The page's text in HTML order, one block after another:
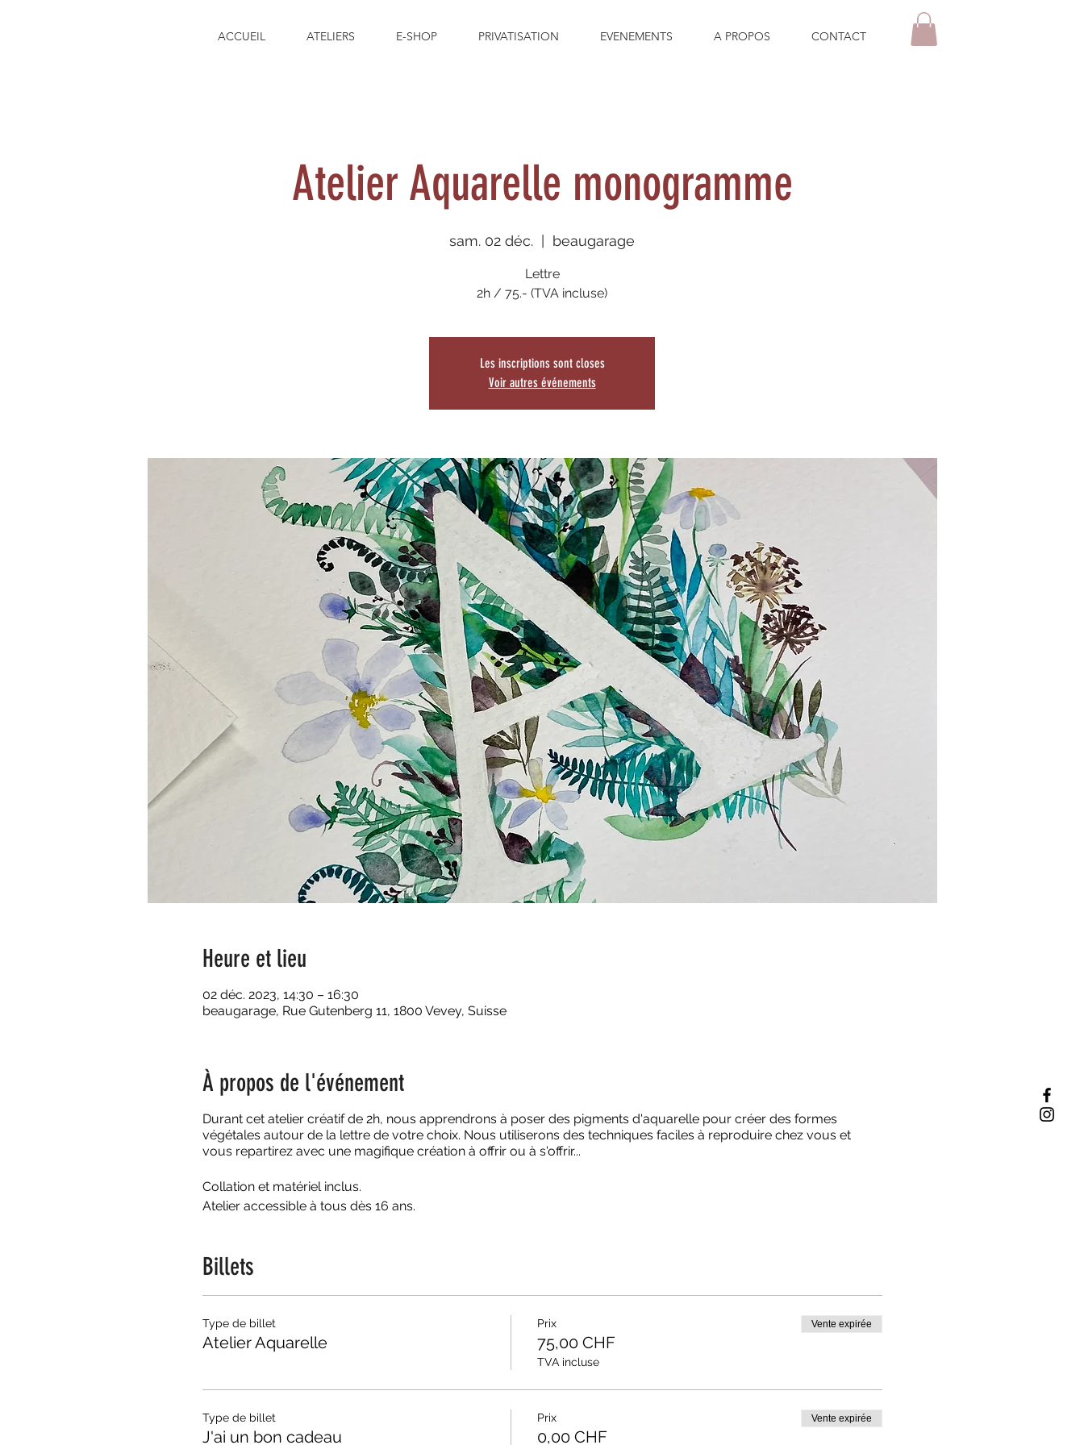
ACCUEIL ATELIERS E-SHOP PRIVATISATION EVENEMENTS A PROPOS CONTACT
Atelier Aquarelle monogramme
sam. 02 déc. beaugarage
Lettre
2h / 75.- (TVA incluse)
Les inscriptions sont closes
Voir autres événements
Heure et lieu
02 déc. 2023, 14:30 – 16:30
beaugarage, Rue Gutenberg 11, 1800 Vevey, Suisse
À propos de l'événement
Durant cet atelier créatif de 2h, nous apprendrons à poser des pigments d'aquarelle pour créer des formes
végétales autour de la lettre de votre choix. Nous utiliserons des techniques faciles à reproduire chez vous et
vous repartirez avec une magifique création à offrir ou à s'offrir...
Collation et matériel inclus.
Atelier accessible à tous dès 16 ans.
Billets
Type de billet
Atelier Aquarelle
Prix
75,00 CHF
TVA incluse
Vente expirée
Type de billet
J'ai un bon cadeau
Prix
0,00 CHF
Vente expirée